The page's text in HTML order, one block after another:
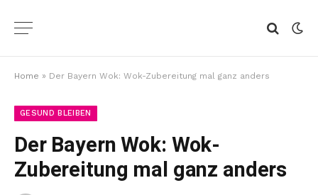
Home » Der Bayern Wok: Wok-Zubereitung mal ganz anders
GESUND BLEIBEN
Der Bayern Wok: Wok-
Zubereitung mal ganz anders